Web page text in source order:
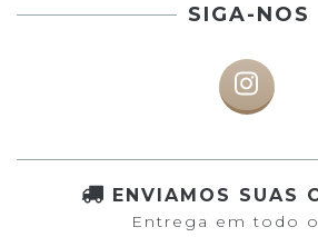
SIGA-NOS
ENVIAMOS SUAS
Entrega em todo